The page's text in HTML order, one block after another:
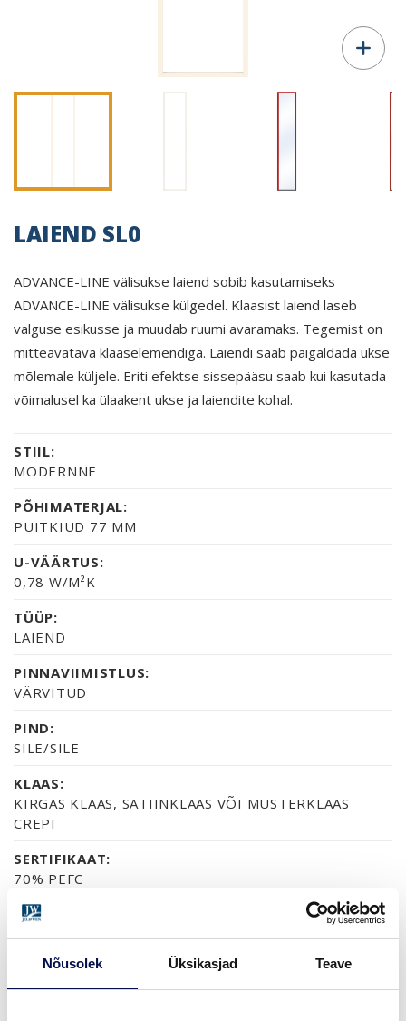
Nõusolek Üksikasjad Teave
LAIEND SL0
ADVANCE-LINE välisukse laiend sobib kasutamiseks
ADVANCE-LINE välisukse külgedel. Klaasist laiend laseb
valguse esikusse ja muudab ruumi avaramaks. Tegemist on
mitteavatava klaaselemendiga. Laiendi saab paigaldada ukse
mõlemale küljele. Eriti efektse sissepääsu saab kui kasutada
võimalusel ka ülaakent ukse ja laiendite kohal.
STIIL:
MODERNNE
PÕHIMATERJAL:
PUITKIUD 77 MM
U-VÄÄRTUS:
0,78 W/M²K
TÜÜP:
LAIEND
PINNAVIIMISTLUS:
VÄRVITUD
PIND:
SILE/SILE
KLAAS:
KIRGAS KLAAS, SATIINKLAAS VÕI MUSTERKLAAS
CREPI
SERTIFIKAAT:
70% PEFC
GARANTII: